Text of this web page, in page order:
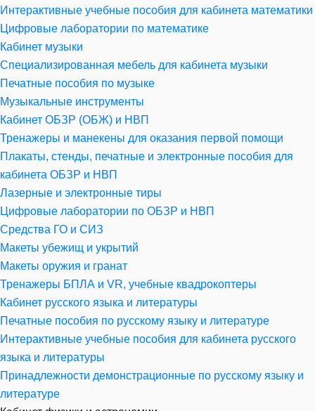
Интерактивные учебные пособия для кабинета математики
Цифровые лаборатории по математике
Кабинет музыки
Специализированная мебель для кабинета музыки
Печатные пособия по музыке
Музыкальные инструменты
Кабинет ОБЗР (ОБЖ) и НВП
Тренажеры и манекены для оказания первой помощи
Плакаты, стенды, печатные и электронные пособия для
кабинета ОБЗР и НВП
Лазерные и электронные тиры
Цифровые лаборатории по ОБЗР и НВП
Средства ГО и СИЗ
Макеты убежищ и укрытий
Макеты оружия и гранат
Тренажеры БПЛА и VR, учебные квадрокоптеры
Кабинет русского языка и литературы
Печатные пособия по русскому языку и литературе
Интерактивные учебные пособия для кабинета русского
языка и литературы
Принадлежности демонстрационные по русскому языку и
литературе